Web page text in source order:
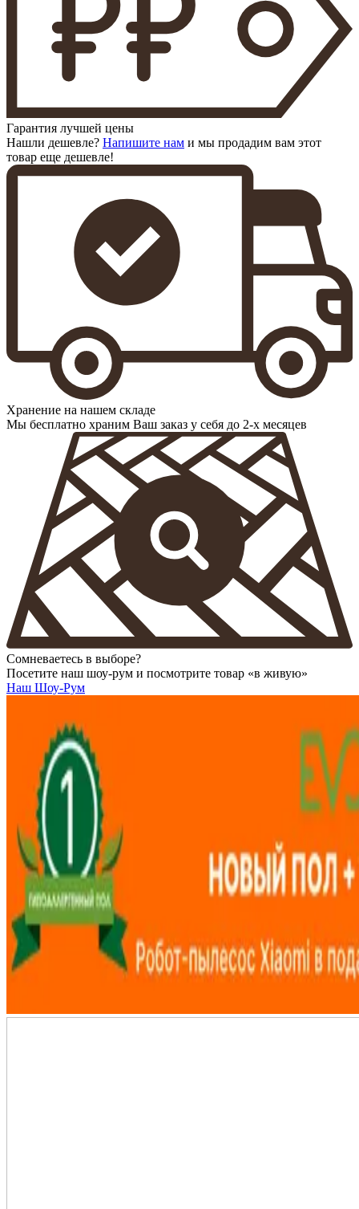
Гарантия лучшей цены
Нашли дешевле? Напишите нам и мы продадим вам этот
товар еще дешевле!
Хранение на нашем складе
Мы бесплатно храним Ваш заказ у себя до 2-х месяцев
Сомневаетесь в выборе?
Посетите наш шоу-рум и посмотрите товар «в живую»
Наш Шоу-Рум